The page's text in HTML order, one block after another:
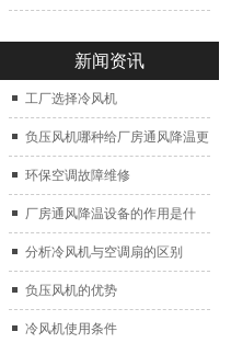
新闻资讯
工厂选择冷风机
负压风机哪种给厂房通风降温更
好？
环保空调故障维修
厂房通风降温设备的作用是什
么？
分析冷风机与空调扇的区别
负压风机的优势
冷风机使用条件